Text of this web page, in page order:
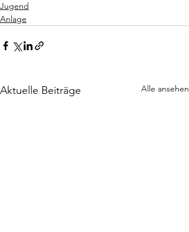
Jugend
Anlage
Aktuelle Beiträge Alle ansehen